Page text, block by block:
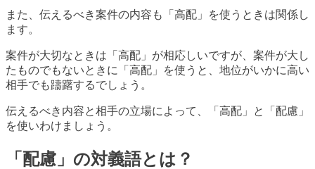
また、伝えるべき案件の内容も「高配」を使うときは関係し
ます。
案件が大切なときは「高配」が相応しいですが、案件が大し
たものでもないときに「高配」を使うと、地位がいかに高い
相手でも躊躇するでしょう。
伝えるべき内容と相手の立場によって、「高配」と「配慮」
を使いわけましょう。
「配慮」の対義語とは？